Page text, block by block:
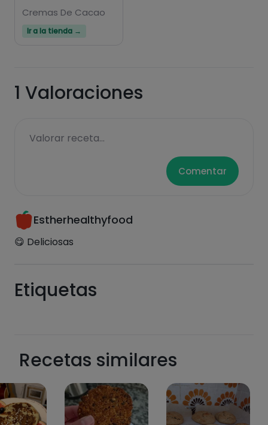
de las recetas, y desbloquear muchas más
Cremas De Cacao
Ir a la tienda →
1 Valoraciones
Valorar receta...
Comentar
Estherhealthyfood
😋 Deliciosas
Etiquetas
Recetas similares